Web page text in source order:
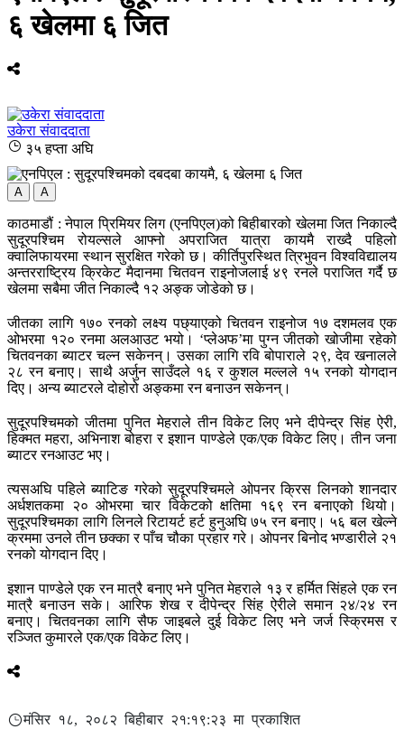
६ खेलमा ६ जित
उकेरा संवाददाता
३५ हप्ता अघि
A A
काठमाडौं : नेपाल प्रिमियर लिग (एनपिएल)को बिहीबारको खेलमा जित निकाल्दै
सुदूरपश्चिम रोयल्सले आफ्नो अपराजित यात्रा कायमै राख्दै पहिलो
क्वालिफायरमा स्थान सुरक्षित गरेको छ। कीर्तिपुरस्थित त्रिभुवन विश्वविद्यालय
अन्तरराष्ट्रिय क्रिकेट मैदानमा चितवन राइनोजलाई ४९ रनले पराजित गर्दै छ
खेलमा सबैमा जीत निकाल्दै १२ अङ्क जोडेको छ।
जीतका लागि १७० रनको लक्ष्य पछ्याएको चितवन राइनोज १७ दशमलव एक
ओभरमा १२० रनमा अलआउट भयो। ‘प्लेअफ’मा पुग्न जीतको खोजीमा रहेको
चितवनका ब्याटर चल्न सकेनन्। उसका लागि रवि बोपाराले २९, देव खनालले
२८ रन बनाए। साथै अर्जुन साउँदले १६ र कुशल मल्लले १५ रनको योगदान
दिए। अन्य ब्याटरले दोहोरो अङ्कमा रन बनाउन सकेनन्।
सुदूरपश्चिमको जीतमा पुनित मेहराले तीन विकेट लिए भने दीपेन्द्र सिंह ऐरी,
हिक्मत महरा, अभिनाश बोहरा र इशान पाण्डेले एक/एक विकेट लिए। तीन जना
ब्याटर रनआउट भए।
त्यसअघि पहिले ब्याटिङ गरेको सुदूरपश्चिमले ओपनर क्रिस लिनको शानदार
अर्धशतकमा २० ओभरमा चार विकेटको क्षतिमा १६९ रन बनाएको थियो।
सुदूरपश्चिमका लागि लिनले रिटायर्ट हर्ट हुनुअघि ७५ रन बनाए। ५६ बल खेल्ने
क्रममा उनले तीन छक्का र पाँच चौका प्रहार गरे। ओपनर बिनोद भण्डारीले २१
रनको योगदान दिए।
इशान पाण्डेले एक रन मात्रै बनाए भने पुनित मेहराले १३ र हर्मित सिंहले एक रन
मात्रै बनाउन सके। आरिफ शेख र दीपेन्द्र सिंह ऐरीले समान २४/२४ रन
बनाए। चितवनका लागि सैफ जाइबले दुई विकेट लिए भने जर्ज स्क्रिमस र
रञ्जित कुमारले एक/एक विकेट लिए।
मंसिर १८, २०८२ बिहीबार २१:१९:२३ मा प्रकाशित